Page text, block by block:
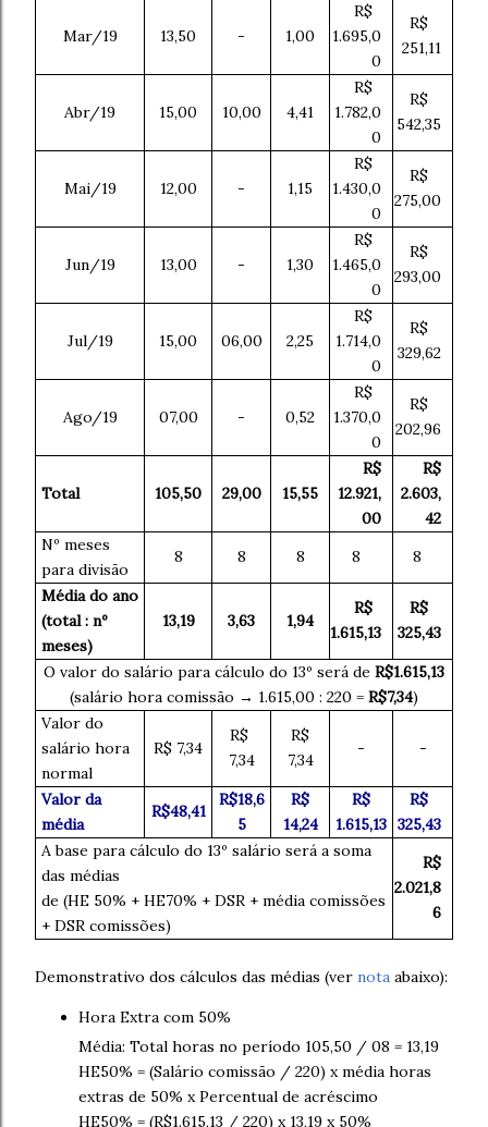
Mar/19 13,50 - 1,00
R$
1.695,0
0
R$
251,11
Abr/19 15,00 10,00 4,41
R$
1.782,0
0
R$
542,35
Mai/19 12,00 - 1,15
R$
1.430,0
0
R$
275,00
Jun/19 13,00 - 1,30
R$
1.465,0
0
R$
293,00
Jul/19 15,00 06,00 2,25
R$
1.714,0
0
R$
329,62
Ago/19 07,00 - 0,52
R$
1.370,0
0
R$
202,96
Total 105,50 29,00 15,55
R$
12.921,
00
R$
2.603,
42
Nº meses
para divisão
8 8 8 8
8
Média do ano
(total : nº
meses)
13,19 3,63 1,94
R$
1.615,13
R$
325,43
O valor do salário para cálculo do 13º será de R$1.615,13
(salário hora comissão → 1.615,00 : 220 = R$7,34)
Valor do
salário hora
normal
R$ 7,34
R$
7,34
R$
7,34
- -
Valor da
média
R$48,41
R$18,6
5
R$
14,24
R$
1.615,13
R$
325,43
A base para cálculo do 13º salário será a soma
das médias
de (HE 50% + HE70% + DSR + média comissões
+ DSR comissões)
R$
2.021,8
6
Demonstrativo dos cálculos das médias (ver nota abaixo):
Hora Extra com 50%
Média: Total horas no período 105,50 / 08 = 13,19
HE50% = (Salário comissão / 220) x média horas
extras de 50% x Percentual de acréscimo
HE50% = (R$1.615,13 / 220) x 13,19 x 50%